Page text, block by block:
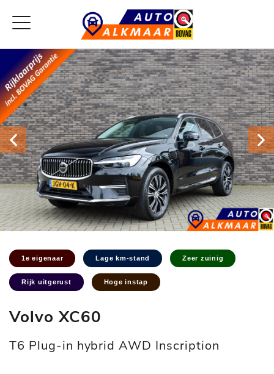
1e eigenaar Lage km-stand Zeer zuinig
Rijk uitgerust Hoge instap
Volvo XC60
T6 Plug-in hybrid AWD Inscription